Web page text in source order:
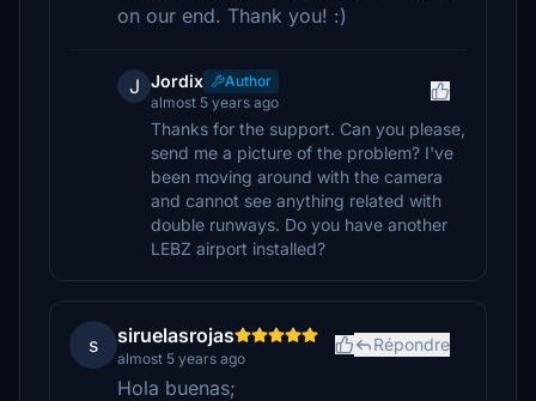
on our end. Thank you! :)
J Jordix
Author
almost 5 years ago
Thanks for the support. Can you please,
send me a picture of the problem? I've
been moving around with the camera
and cannot see anything related with
double runways. Do you have another
LEBZ airport installed?
s siruelasrojas
almost 5 years ago
Répondre
Hola buenas;